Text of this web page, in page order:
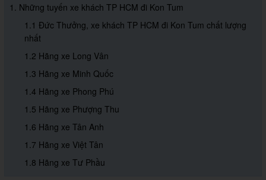
1. Những tuyến xe khách TP HCM đi Kon Tum
1.1 Đức Thưởng, xe khách TP HCM đi Kon Tum chất lượng
nhất
1.2 Hãng xe Long Vân
1.3 Hãng xe Minh Quốc
1.4 Hãng xe Phong Phú
1.5 Hãng xe Phượng Thu
1.6 Hãng xe Tân Anh
1.7 Hãng xe Việt Tân
1.8 Hãng xe Tư Phầu